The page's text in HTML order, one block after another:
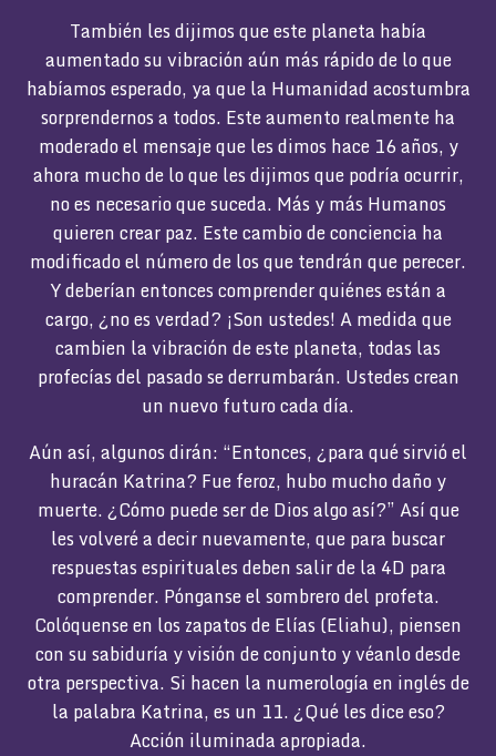
También les dijimos que este planeta había
aumentado su vibración aún más rápido de lo que
habíamos esperado, ya que la Humanidad acostumbra
sorprendernos a todos. Este aumento realmente ha
moderado el mensaje que les dimos hace 16 años, y
ahora mucho de lo que les dijimos que podría ocurrir,
no es necesario que suceda. Más y más Humanos
quieren crear paz. Este cambio de conciencia ha
modificado el número de los que tendrán que perecer.
Y deberían entonces comprender quiénes están a
cargo, ¿no es verdad? ¡Son ustedes! A medida que
cambien la vibración de este planeta, todas las
profecías del pasado se derrumbarán. Ustedes crean
un nuevo futuro cada día.
Aún así, algunos dirán: “Entonces, ¿para qué sirvió el
huracán Katrina? Fue feroz, hubo mucho daño y
muerte. ¿Cómo puede ser de Dios algo así?” Así que
les volveré a decir nuevamente, que para buscar
respuestas espirituales deben salir de la 4D para
comprender. Pónganse el sombrero del profeta.
Colóquense en los zapatos de Elías (Eliahu), piensen
con su sabiduría y visión de conjunto y véanlo desde
otra perspectiva. Si hacen la numerología en inglés de
la palabra Katrina, es un 11. ¿Qué les dice eso?
Acción iluminada apropiada.